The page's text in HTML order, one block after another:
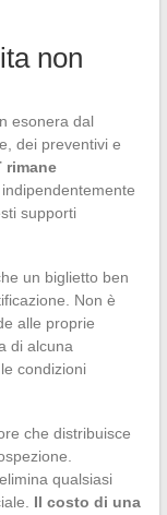
non
esonera dal
dei preventivi e
rimane
indipendentemente
supporti
un biglietto ben
Non è
alle proprie
di alcuna
condizioni
che distribuisce
qualsiasi
Il costo di una